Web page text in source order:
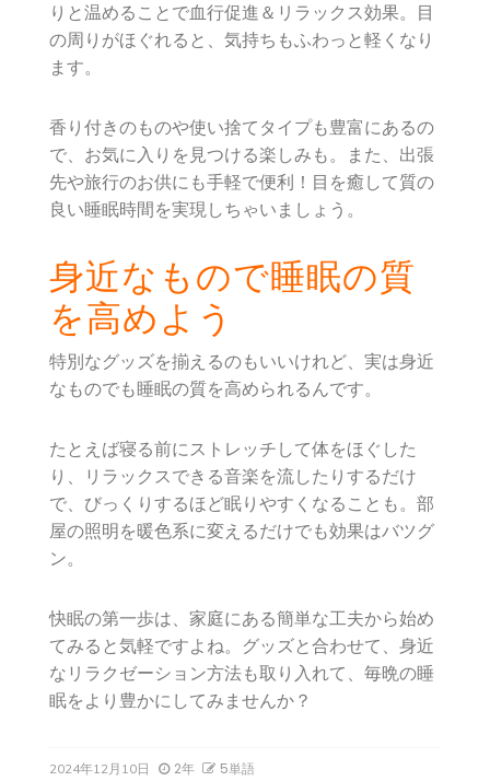
りと温めることで血行促進＆リラックス効果。目
の周りがほぐれると、気持ちもふわっと軽くなり
ます。
香り付きのものや使い捨てタイプも豊富にあるの
で、お気に入りを見つける楽しみも。また、出張
先や旅行のお供にも手軽で便利！目を癒して質の
良い睡眠時間を実現しちゃいましょう。
身近なもので睡眠の質
を高めよう
特別なグッズを揃えるのもいいけれど、実は身近
なものでも睡眠の質を高められるんです。
たとえば寝る前にストレッチして体をほぐした
り、リラックスできる音楽を流したりするだけ
で、びっくりするほど眠りやすくなることも。部
屋の照明を暖色系に変えるだけでも効果はバツグ
ン。
快眠の第一歩は、家庭にある簡単な工夫から始め
てみると気軽ですよね。グッズと合わせて、身近
なリラクゼーション方法も取り入れて、毎晩の睡
眠をより豊かにしてみませんか？
2024年12月10日 2年 5単語